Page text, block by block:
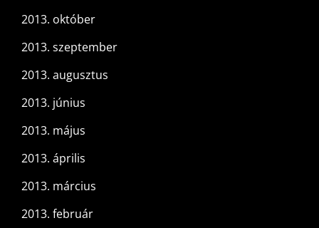
2013. október
2013. szeptember
2013. augusztus
2013. június
2013. május
2013. április
2013. március
2013. február